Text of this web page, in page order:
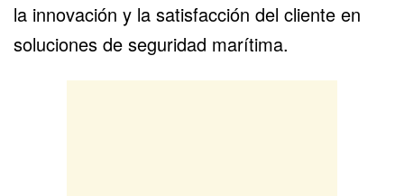
la innovación y la satisfacción del cliente en
soluciones de seguridad marítima.